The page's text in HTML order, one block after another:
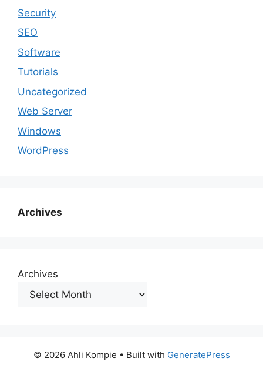
Security
SEO
Software
Tutorials
Uncategorized
Web Server
Windows
WordPress
Archives
Archives
© 2026 Ahli Kompie • Built with GeneratePress